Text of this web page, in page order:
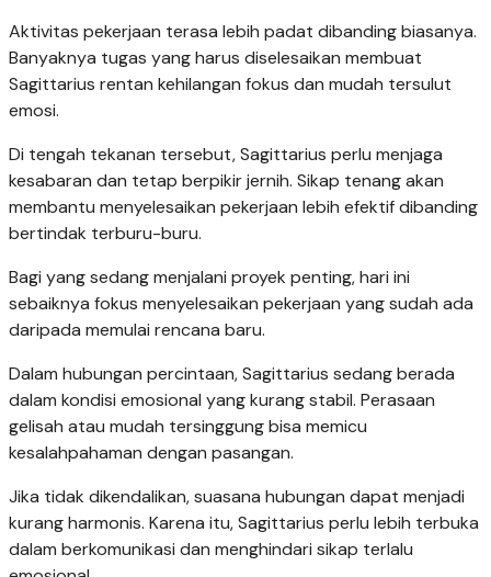
Aktivitas pekerjaan terasa lebih padat dibanding biasanya.
Banyaknya tugas yang harus diselesaikan membuat
Sagittarius rentan kehilangan fokus dan mudah tersulut
emosi.
Di tengah tekanan tersebut, Sagittarius perlu menjaga
kesabaran dan tetap berpikir jernih. Sikap tenang akan
membantu menyelesaikan pekerjaan lebih efektif dibanding
bertindak terburu-buru.
Bagi yang sedang menjalani proyek penting, hari ini
sebaiknya fokus menyelesaikan pekerjaan yang sudah ada
daripada memulai rencana baru.
Dalam hubungan percintaan, Sagittarius sedang berada
dalam kondisi emosional yang kurang stabil. Perasaan
gelisah atau mudah tersinggung bisa memicu
kesalahpahaman dengan pasangan.
Jika tidak dikendalikan, suasana hubungan dapat menjadi
kurang harmonis. Karena itu, Sagittarius perlu lebih terbuka
dalam berkomunikasi dan menghindari sikap terlalu